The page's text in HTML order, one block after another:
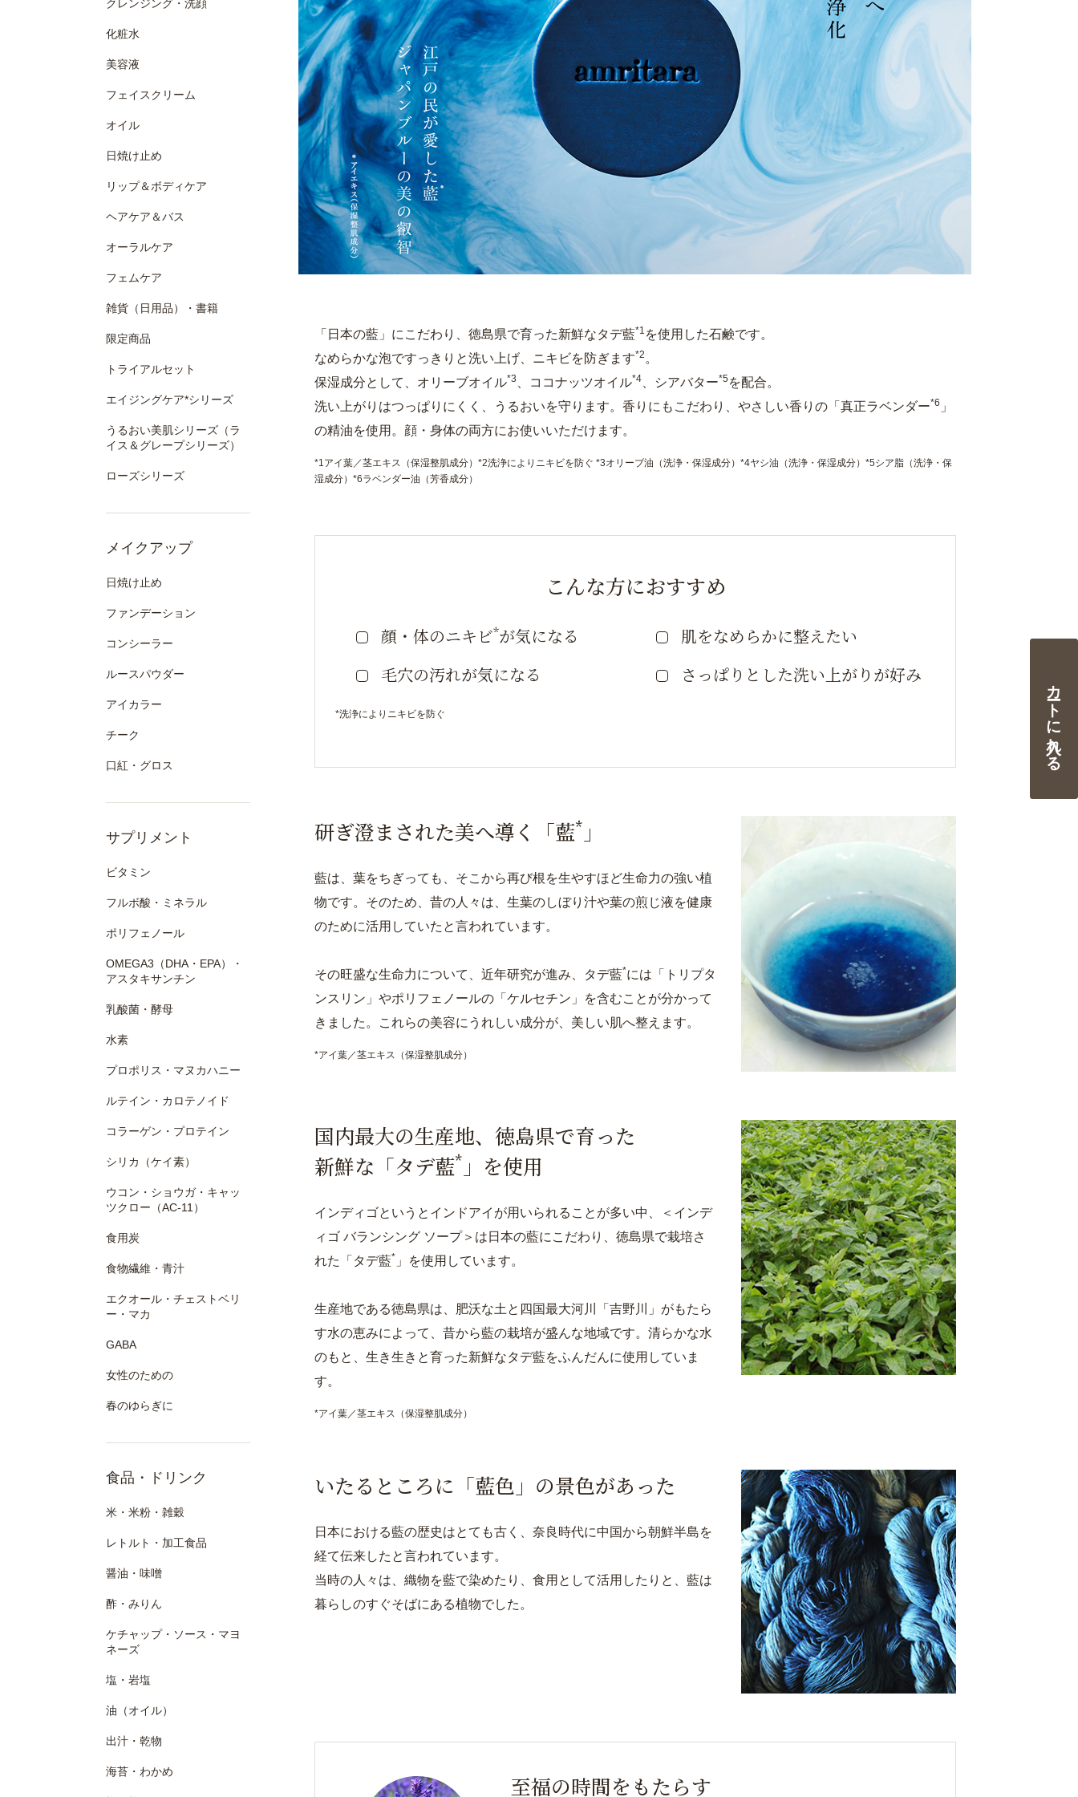
クレンジング・洗顔
化粧水
美容液
フェイスクリーム
オイル
日焼け止め
リップ＆ボディケア
ヘアケア＆バス
オーラルケア
フェムケア
雑貨（日用品）・書籍
限定商品
トライアルセット
エイジングケア*シリーズ
うるおい美肌シリーズ（ラ
イス＆グレープシリーズ）
ローズシリーズ
メイクアップ
日焼け止め
ファンデーション
コンシーラー
ルースパウダー
アイカラー
チーク
口紅・グロス
サプリメント
ビタミン
フルボ酸・ミネラル
ポリフェノール
OMEGA3（DHA・EPA）・
アスタキサンチン
乳酸菌・酵母
水素
プロポリス・マヌカハニー
ルテイン・カロテノイド
コラーゲン・プロテイン
シリカ（ケイ素）
ウコン・ショウガ・キャッ
ツクロー（AC-11）
食用炭
食物繊維・青汁
エクオール・チェストベリ
ー・マカ
GABA
女性のための
春のゆらぎに
食品・ドリンク
米・米粉・雑穀
レトルト・加工食品
醤油・味噌
酢・みりん
ケチャップ・ソース・マヨ
ネーズ
塩・岩塩
油（オイル）
出汁・乾物
海苔・わかめ
「日本の藍」にこだわり、徳島県で育った新鮮なタデ藍*1 を使用した石鹸です。
なめらかな泡ですっきりと洗い上げ、ニキビを防ぎます*2 。
保湿成分として、オリーブオイル*3 、ココナッツオイル*4 、シアバター*5を配合。
洗い上がりはつっぱりにくく、うるおいを守ります。香りにもこだわり、やさしい香りの「真正ラベンダー*6 」
の精油を使用。顔・身体の両方にお使いいただけます。
*1アイ葉／茎エキス（保湿整肌成分）*2洗浄によりニキビを防ぐ *3オリーブ油（洗浄・保湿成分）*4ヤシ油（洗浄・保湿成分）*5シア脂（洗浄・保
湿成分）*6ラベンダー油（芳香成分）
こんな方におすすめ
顔・体のニキビ*が気になる
肌をなめらかに整えたい
毛穴の汚れが気になる
さっぱりとした洗い上がりが好み
*洗浄によりニキビを防ぐ
研ぎ澄まされた美へ導く 「藍* 」
藍は、葉をちぎっても、そこから再び根を生やすほど生命力の強い植
物です。そのため、昔の人々は、生葉のしぼり汁や葉の煎じ液を健康
のために活用していたと言われています。
その旺盛な生命力について、近年研究が進み、タデ藍*には「トリプタ
ンスリン」やポリフェノールの「ケルセチン」を含むことが分かって
きました。これらの美容にうれしい成分が、美しい肌へ整えます。
*アイ葉／茎エキス（保湿整肌成分）
国内最大の生産地、徳島県で育った
新鮮な「タデ藍* 」を使用
インディゴというとインドアイが用いられることが多い中、＜インデ
ィゴ バランシング ソープ＞は日本の藍にこだわり、徳島県で栽培さ
れた「タデ藍* 」を使用しています。
生産地である徳島県は、肥沃な土と四国最大河川「吉野川」がもたら
す水の恵みによって、昔から藍の栽培が盛んな地域です。清らかな水
のもと、生き生きと育った新鮮なタデ藍をふんだんに使用していま
す。
*アイ葉／茎エキス（保湿整肌成分）
いたるところに「藍色」の景色があった
日本における藍の歴史はとても古く、奈良時代に中国から朝鮮半島を
経て伝来したと言われています。
当時の人々は、織物を藍で染めたり、食用として活用したりと、藍は
暮らしのすぐそばにある植物でした。
至福の時間をもたらす
カートに入れる